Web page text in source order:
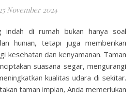
November 2024
hunian, tetapi juga memberikan
kesehatan dan kenyamanan. Taman
suasana segar, mengurangi
kualitas udara di sekitar.
taman impian, Anda memerlukan